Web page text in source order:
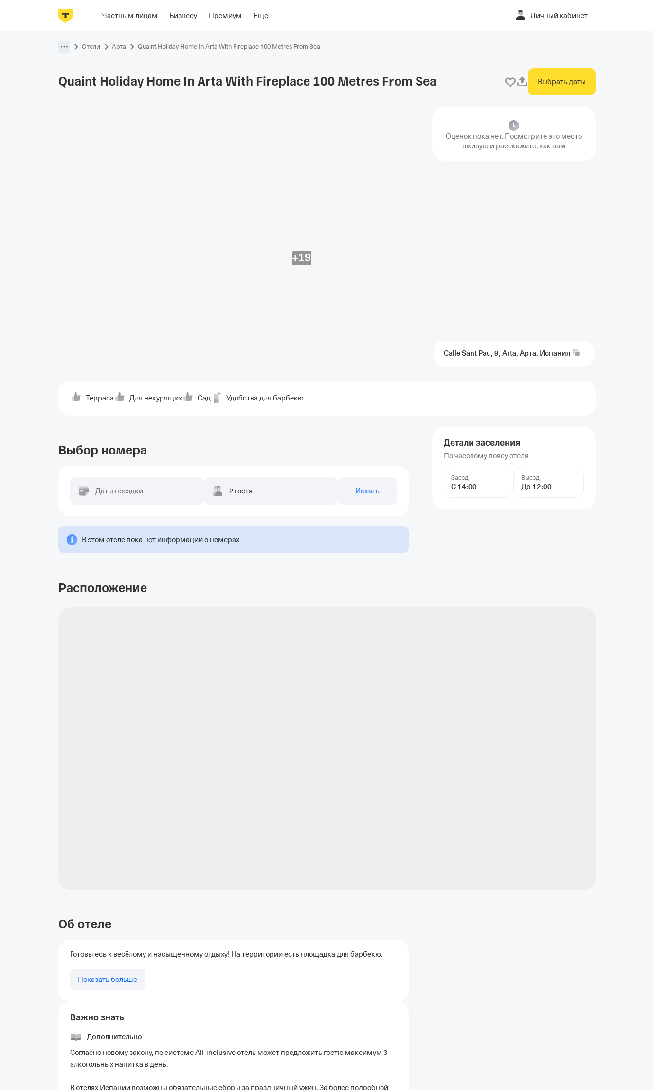
Частным лицам Бизнесу Премиум Еще Личный кабинет
Фотографии НомераРасположениеОб отеле
Отели Арта Quaint Holiday Home In Arta With Fireplace 100 Metres From Sea
Quaint Holiday Home In Arta With Fireplace 100 Metres From Sea Выбрать даты
+19
Оценок пока нет. Посмотрите это место
вживую и расскажите, как вам
Calle Sant Pau, 9, Arta, Арта, Испания
Терраса Для некурящих Сад Удобства для барбекю
Детали заселения
По часовому поясу отеля
Заезд
С 14:00
Выезд
До 12:00
Выбор номера
Даты поездки 2 гостя Искать
В этом отеле пока нет информации о номерах
Расположение
Об отеле
Готовьтесь к весёлому и насыщенному отдыху! На территории есть площадка для барбекю.
Показать больше
Важно знать
Дополнительно
Согласно новому закону, по системе All-inclusive отель может предложить гостю максимум 3
алкогольных напитка в день.
В отелях Испании возможны обязательные сборы за праздничный ужин. За более подробной